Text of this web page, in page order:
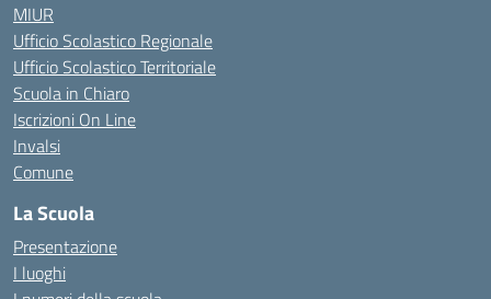
MIUR
Ufficio Scolastico Regionale
Ufficio Scolastico Territoriale
Scuola in Chiaro
Iscrizioni On Line
Invalsi
Comune
La Scuola
Presentazione
I luoghi